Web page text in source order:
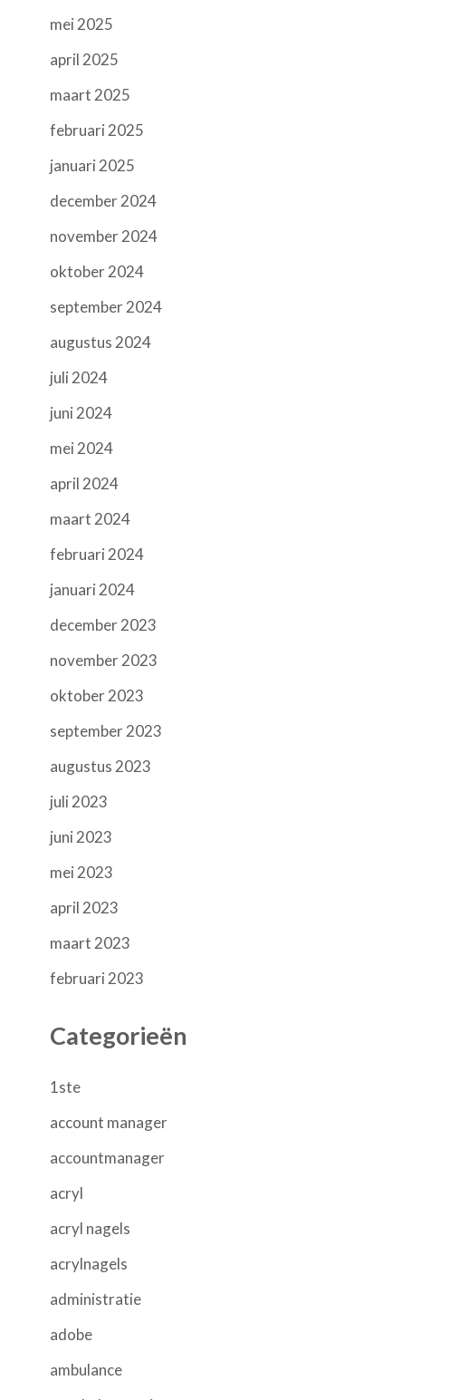
mei 2025
april 2025
maart 2025
februari 2025
januari 2025
december 2024
november 2024
oktober 2024
september 2024
augustus 2024
juli 2024
juni 2024
mei 2024
april 2024
maart 2024
februari 2024
januari 2024
december 2023
november 2023
oktober 2023
september 2023
augustus 2023
juli 2023
juni 2023
mei 2023
april 2023
maart 2023
februari 2023
Categorieën
1ste
account manager
accountmanager
acryl
acryl nagels
acrylnagels
administratie
adobe
ambulance